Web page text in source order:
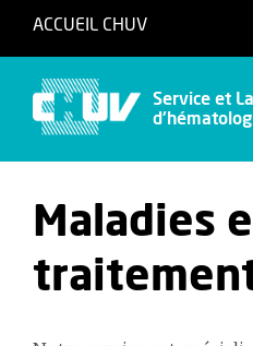
ACCUEIL CHUV
Service et
Maladies